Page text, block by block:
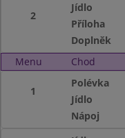
2
Jídlo
Příloha
Doplněk
Menu
Chod
1
Polévka
Jídlo
Nápoj